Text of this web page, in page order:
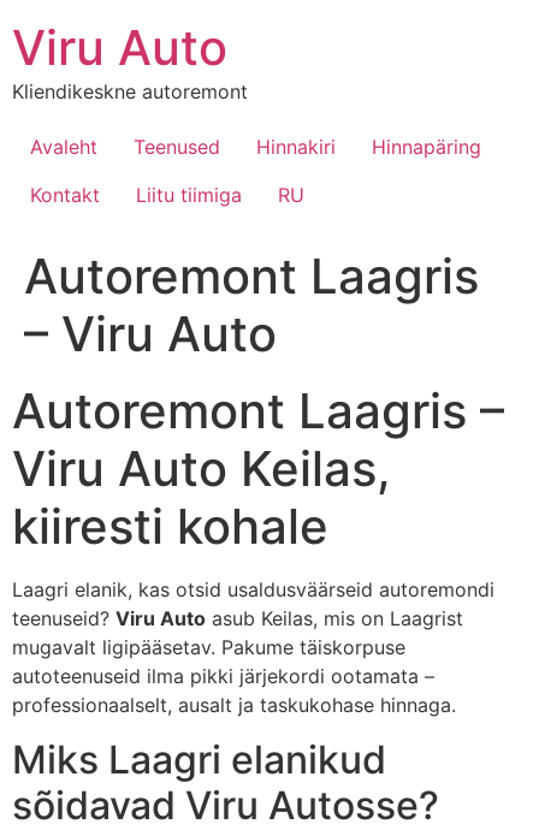
Viru Auto
Kliendikeskne autoremont
Avaleht Teenused Hinnakiri
Hinnapäring
Kontakt
Liitu tiimiga RU
Autoremont Laagris
– Viru Auto
Autoremont Laagris –
Viru Auto Keilas,
kiiresti kohale
Laagri elanik, kas otsid usaldusväärseid autoremondi
teenuseid? Viru Auto asub Keilas, mis on Laagrist
mugavalt ligipääsetav. Pakume täiskorpuse
autoteenuseid ilma pikki järjekordi ootamata –
professionaalselt, ausalt ja taskukohase hinnaga.
Miks Laagri elanikud
sõidavad Viru Autosse?